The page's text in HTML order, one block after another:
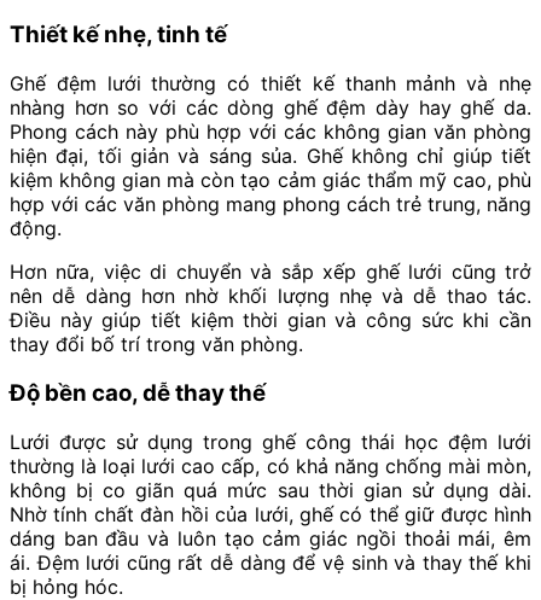
Thiết kế nhẹ, tinh tế
Ghế đệm lưới thường có thiết kế thanh mảnh và nhẹ
nhàng hơn so với các dòng ghế đệm dày hay ghế da.
Phong cách này phù hợp với các không gian văn phòng
hiện đại, tối giản và sáng sủa. Ghế không chỉ giúp tiết
kiệm không gian mà còn tạo cảm giác thẩm mỹ cao, phù
hợp với các văn phòng mang phong cách trẻ trung, năng
động.
Hơn nữa, việc di chuyển và sắp xếp ghế lưới cũng trở
nên dễ dàng hơn nhờ khối lượng nhẹ và dễ thao tác.
Điều này giúp tiết kiệm thời gian và công sức khi cần
thay đổi bố trí trong văn phòng.
Độ bền cao, dễ thay thế
Lưới được sử dụng trong ghế công thái học đệm lưới
thường là loại lưới cao cấp, có khả năng chống mài mòn,
không bị co giãn quá mức sau thời gian sử dụng dài.
Nhờ tính chất đàn hồi của lưới, ghế có thể giữ được hình
dáng ban đầu và luôn tạo cảm giác ngồi thoải mái, êm
ái. Đệm lưới cũng rất dễ dàng để vệ sinh và thay thế khi
bị hỏng hóc.